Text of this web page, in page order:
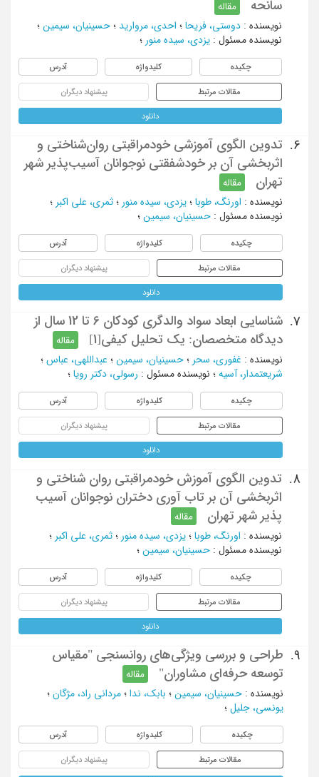
سانحه
مقاله
نویسنده : دوستی، فریحا ؛ احدی، مروارید ؛ حسینیان، سیمین ؛
نویسنده مسئول : یزدی، سیده منور ؛
چکیده کلیدواژه آدرس
مقالات مرتبط پیشنهاد دیگران
دانلود
6.
تدوین الگوی آموزشی خودمراقبتی روان‌شناختی و
اثربخشی آن بر خودشفقتی نوجوانان آسیب‌پذیر شهر
تهران
مقاله
نویسنده : اورنگ، طوبا ؛ یزدی، سیده منور ؛ ثمری، علی اکبر ؛
نویسنده مسئول : حسینیان، سیمین ؛
چکیده کلیدواژه آدرس
مقالات مرتبط پیشنهاد دیگران
دانلود
7.
شناسایی ابعاد سواد والدگری کودکان 6 تا 12 سال از
دیدگاه متخصصان: یک تحلیل کیفی[1]
مقاله
نویسنده : غفوری، سحر ؛ حسینیان، سیمین ؛ عبداللهی، عباس ؛
شریعتمدار، آسیه ؛ نویسنده مسئول : رسولی، دکتر رویا ؛
چکیده کلیدواژه آدرس
مقالات مرتبط پیشنهاد دیگران
دانلود
8.
تدوین الگوی آموزش خودمراقبتی روان شناختی و
اثربخشی آن بر تاب آوری دختران نوجوانان آسیب
پذیر شهر تهران
مقاله
نویسنده : اورنگ، طوبا ؛ یزدی، سیده منور ؛ ثمری، علی اکبر ؛
نویسنده مسئول : حسینیان، سیمین ؛
چکیده کلیدواژه آدرس
مقالات مرتبط پیشنهاد دیگران
دانلود
9.
طراحی و بررسی ویژگی‌های روانسنجی "مقیاس
توسعه حرفه‌ای مشاوران"
مقاله
نویسنده : حسینیان، سیمین ؛ بابک، ندا ؛ مردانی راد، مژگان ؛
یونسی، جلیل ؛
چکیده کلیدواژه آدرس
مقالات مرتبط پیشنهاد دیگران